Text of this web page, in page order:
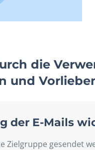
die
und
der E-Mails
Zielgruppe gesendet